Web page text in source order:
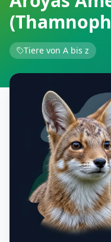
Tiere von A bis z